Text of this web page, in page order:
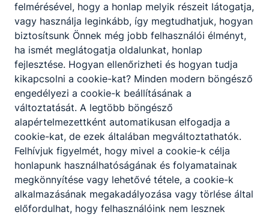
NKE-VTK egybefüggő szakmai
gyakorlat és Mikroműanyagok házi
verseny
Élmények és verseny
2026. júl. 2. Igazgatóság
Partnereink
felmérésével, hogy a honlap melyik részeit látogatja,
vagy használja leginkább, így megtudhatjuk, hogyan
biztosítsunk Önnek még jobb felhasználói élményt,
ha ismét meglátogatja oldalunkat, honlap
fejlesztése. Hogyan ellenőrizheti és hogyan tudja
kikapcsolni a cookie-kat? Minden modern böngésző
engedélyezi a cookie-k beállításának a
változtatását. A legtöbb böngésző
alapértelmezettként automatikusan elfogadja a
cookie-kat, de ezek általában megváltoztathatók.
Felhívjuk figyelmét, hogy mivel a cookie-k célja
honlapunk használhatóságának és folyamatainak
megkönnyítése vagy lehetővé tétele, a cookie-k
alkalmazásának megakadályozása vagy törlése által
előfordulhat, hogy felhasználóink nem lesznek